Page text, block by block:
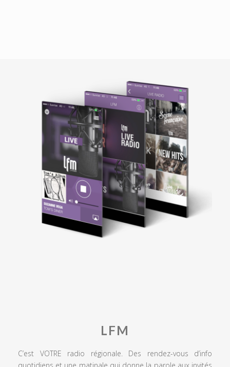
LFM
C’est VOTRE radio régionale. Des rendez-vous d’info
quotidiens et une matinale qui donne la parole aux invités